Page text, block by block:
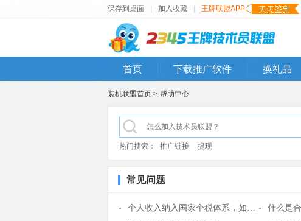
保存到桌面 加入收藏 王牌联盟APP
首页 下载推广软件 换礼品
装机联盟首页 > 帮助中心
热门搜索： 推广链接 提现
常见问题
个人收入纳入国家个税体系，如何计算？ 什么是